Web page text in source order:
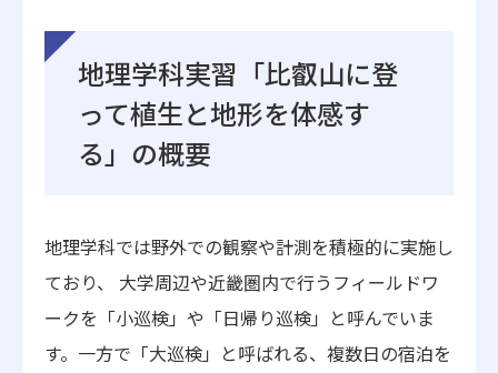
地理学科実習「比叡山に登
って植生と地形を体感す
る」の概要
地理学科では野外での観察や計測を積極的に実施し
ており、 大学周辺や近畿圏内で行うフィールドワ
ークを「小巡検」や「日帰り巡検」と呼んでいま
す。一方で「大巡検」と呼ばれる、複数日の宿泊を